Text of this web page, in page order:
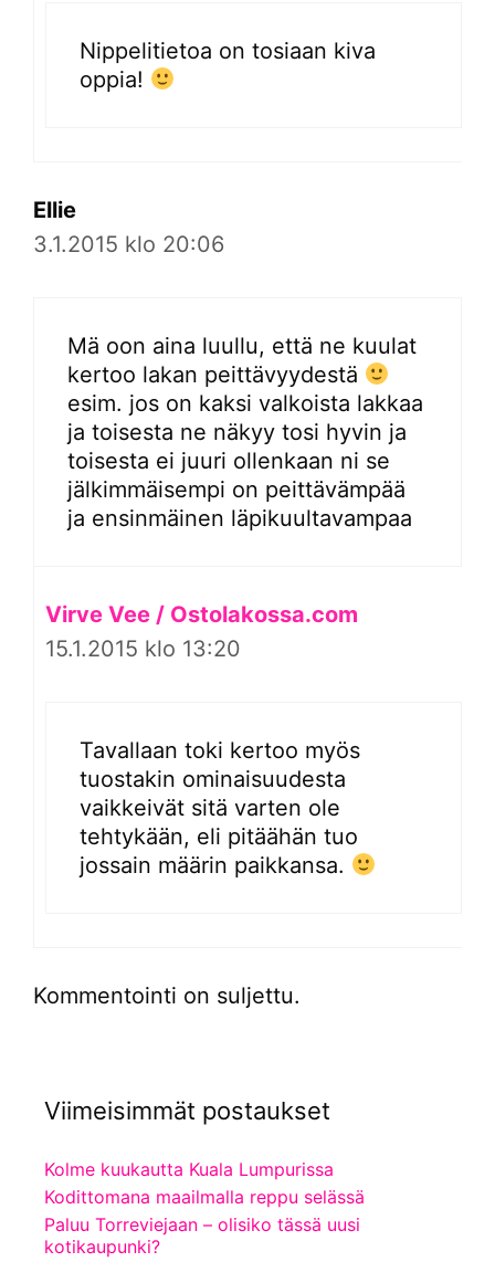
Nippelitietoa on tosiaan kiva
oppia!
Ellie
3.1.2015 klo 20:06
Mä oon aina luullu, että ne kuulat
kertoo lakan peittävyydestä
esim. jos on kaksi valkoista lakkaa
ja toisesta ne näkyy tosi hyvin ja
toisesta ei juuri ollenkaan ni se
jälkimmäisempi on peittävämpää
ja ensinmäinen läpikuultavampaa
Virve Vee / Ostolakossa.com
15.1.2015 klo 13:20
Tavallaan toki kertoo myös
tuostakin ominaisuudesta
vaikkeivät sitä varten ole
tehtykään, eli pitäähän tuo
jossain määrin paikkansa.
Kommentointi on suljettu.
Viimeisimmät postaukset
Kolme kuukautta Kuala Lumpurissa
Kodittomana maailmalla reppu selässä
Paluu Torreviejaan – olisiko tässä uusi
kotikaupunki?